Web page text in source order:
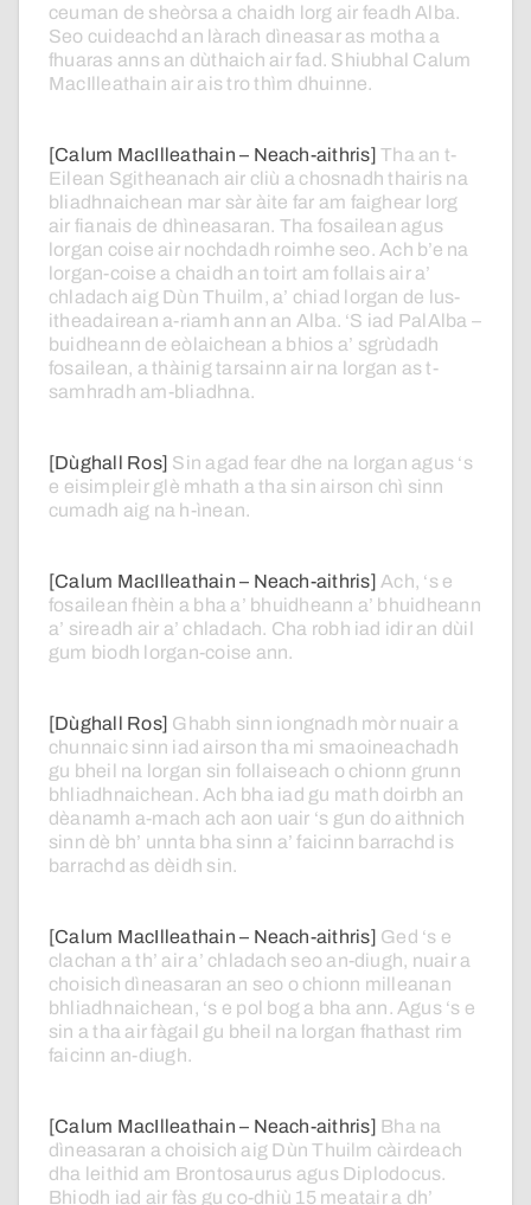
ceuman de sheòrsa a chaidh lorg air feadh Alba.
Seo cuideachd an làrach dìneasar as motha a
fhuaras anns an dùthaich airfad. Shiubhal Calum
MacIlleathain air aistro thìm dhuinne.
[Calum MacIlleathain – Neach-aithris]Tha an t-
Eilean Sgitheanach air cliù a chosnadh thairis na
bliadhnaichean mar sàr àite far am faighear lorg
air fianais de dhìneasaran. Tha fosailean agus
lorgan coise air nochdadh roimhe seo. Ach b’e na
lorgan-coise a chaidh an toirt am follais air a’
chladach aig Dùn Thuilm, a’ chiad lorgan de lus-
itheadairean a-riamh ann an Alba. ‘S iad PalAlba –
buidheann de eòlaichean a bhios a’ sgrùdadh
fosailean, a thàinigtarsainn air na lorgan as t-
samhradh am-bliadhna.
[Dùghall Ros] Sin agad fear dhe na lorgan agus ‘s
e eisimpleir glè mhath a tha sin airson chì sinn
cumadh aig na h-ìnean.
[Calum MacIlleathain – Neach-aithris] Ach, ‘s e
fosailean fhèin a bha a’ bhuidheann a’ bhuidheann
a’ sireadh air a’ chladach. Cha robh iad idir an dùil
gum biodh lorgan-coise ann.
[Dùghall Ros] Ghabh sinn iongnadh mòr nuair a
chunnaic sinn iad airson tha mi smaoineachadh
gu bheil na lorgan sin follaiseach o chionn grunn
bhliadhnaichean. Ach bha iad gu math doirbh an
dèanamh a-mach ach aon uair ‘s gun do aithnich
sinn dè bh’ unnta bha sinn a’ faicinn barrachd is
barrachd as dèidh sin.
[Calum MacIlleathain – Neach-aithris] Ged ‘s e
clachan a th’ air a’ chladach seo an-diugh, nuair a
choisich dìneasaran an seo o chionn milleanan
bhliadhnaichean, ‘s e pol bog a bha ann. Agus ‘s e
sin a tha air fàgail gu bheil na lorgan fhathast rim
faicinn an-diugh.
[Calum MacIlleathain – Neach-aithris] Bha na
dìneasaran a choisich aig Dùn Thuilm càirdeach
dha leithid am Brontosaurus agus Diplodocus.
Bhiodh iad air fàs gu co-dhiù 15 meatair a dh’